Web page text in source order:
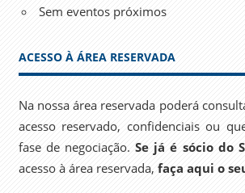
Sem eventos próximos
ACESSO À ÁREA RESERVADA
Na nossa área reservada poderá
acesso reservado, confidenciais ou
fase de negociação.Se já é sócio do
acesso à área reservada, faça aqui o